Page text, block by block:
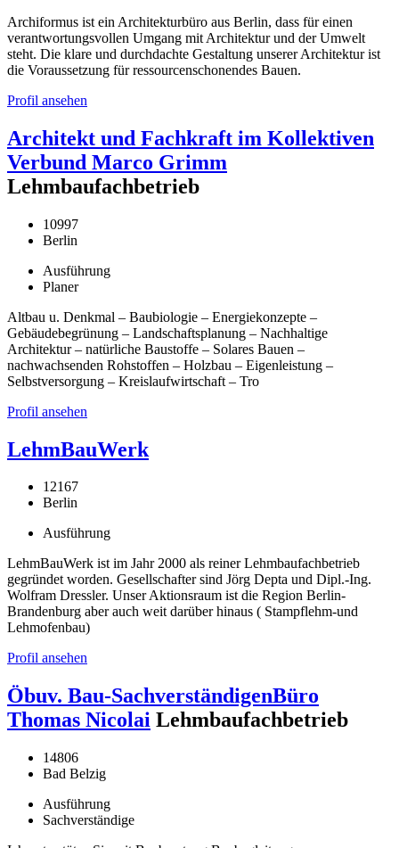
Archiformus ist ein Architekturbüro aus Berlin, dass für einen
verantwortungsvollen Umgang mit Architektur und der Umwelt
steht. Die klare und durchdachte Gestaltung unserer Architektur ist
die Voraussetzung für ressourcenschonendes Bauen.
Profil ansehen
Architekt und Fachkraft im Kollektiven
Verbund Marco Grimm
Lehmbaufachbetrieb
10997
Berlin
Ausführung
Planer
Altbau u. Denkmal – Baubiologie – Energiekonzepte –
Gebäudebegrünung – Landschaftsplanung – Nachhaltige
Architektur – natürliche Baustoffe – Solares Bauen –
nachwachsenden Rohstoffen – Holzbau – Eigenleistung –
Selbstversorgung – Kreislaufwirtschaft – Tro
Profil ansehen
LehmBauWerk
12167
Berlin
Ausführung
LehmBauWerk ist im Jahr 2000 als reiner Lehmbaufachbetrieb
gegründet worden. Gesellschafter sind Jörg Depta und Dipl.-Ing.
Wolfram Dressler. Unser Aktionsraum ist die Region Berlin-
Brandenburg aber auch weit darüber hinaus ( Stampflehm-und
Lehmofenbau)
Profil ansehen
Öbuv. Bau-SachverständigenBüro
Thomas Nicolai Lehmbaufachbetrieb
14806
Bad Belzig
Ausführung
Sachverständige